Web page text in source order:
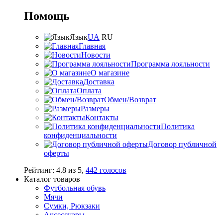
Помощь
ЯзыкUA RU
Главная
Новости
Программа лояльности
О магазине
Доставка
Оплата
Обмен/Возврат
Размеры
Контакты
Политика
конфиденциальности
Договор публичной
оферты
Рейтинг: 4.8 из 5, 442 голосов
Каталог товаров
Футбольная обувь
Мячи
Сумки, Рюкзаки